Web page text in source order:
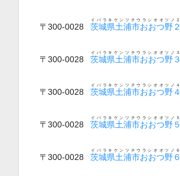
〒300-0028 茨城県土浦市おおつ野２
イバラキケンツチウラシオオツノ２
〒300-0028 茨城県土浦市おおつ野３
イバラキケンツチウラシオオツノ３
〒300-0028 茨城県土浦市おおつ野４
イバラキケンツチウラシオオツノ４
〒300-0028 茨城県土浦市おおつ野５
イバラキケンツチウラシオオツノ５
〒300-0028 茨城県土浦市おおつ野６
イバラキケンツチウラシオオツノ６